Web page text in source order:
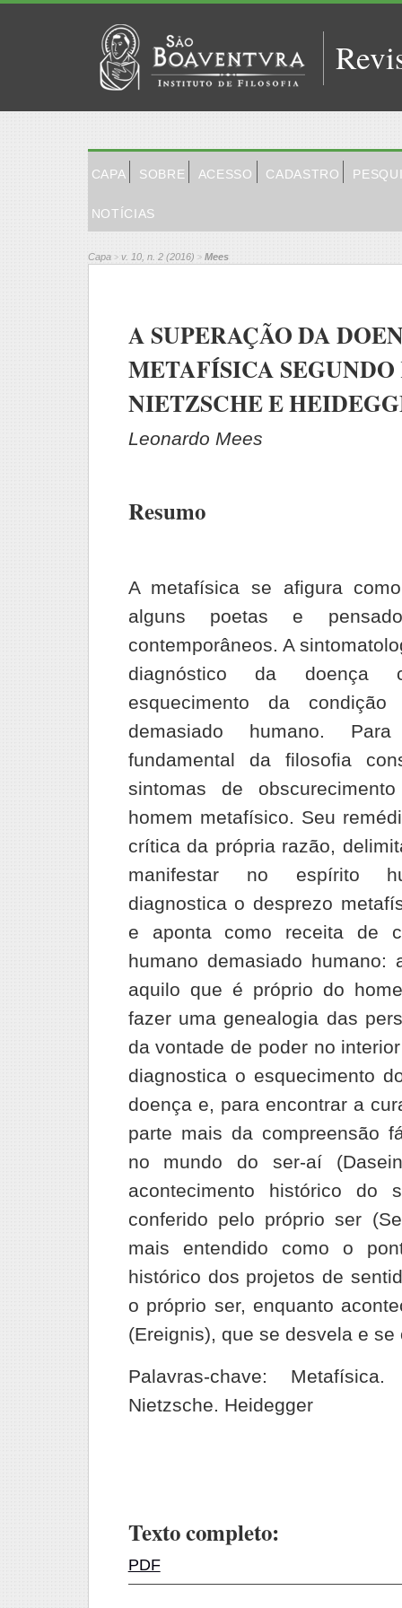
CAPA SOBRE ACESSO CADASTRO
NOTÍCIAS
Capa > v. 10, n. 2 (2016) > Mees
A SUPERAÇÃO DA
METAFÍSICA
NIETZSCHE E
Leonardo Mees
Resumo
A metafísica se afigura
alguns poetas e
contemporâneos. A
diagnóstico da doença
esquecimento da
demasiado humano.
fundamental da filosofia
sintomas de
homem metafísico. Seu
crítica da própria razão,
manifestar no espírito
diagnostica o desprezo
e aponta como receita de
humano demasiado humano:
aquilo que é próprio do
fazer uma genealogia das
da vontade de poder no
diagnostica o esquecimento
doença e, para encontrar a
parte mais da compreensão
no mundo do ser-aí
acontecimento histórico do
conferido pelo próprio ser
mais entendido como o
histórico dos projetos de
o próprio ser, enquanto
(Ereignis), que se desvela e
Palavras-chave:
Nietzsche. Heidegger
Texto completo:
PDF